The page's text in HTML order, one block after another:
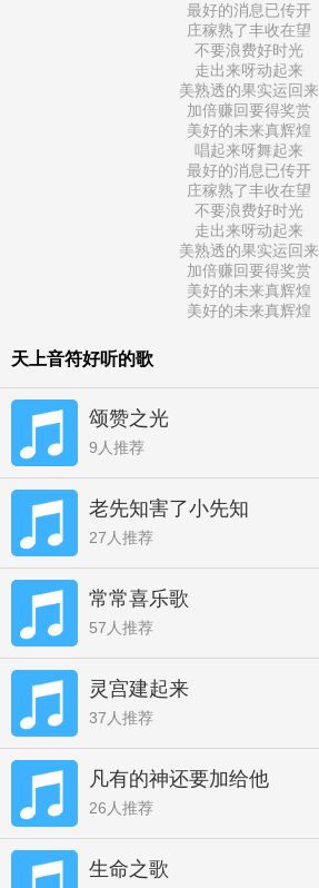
最好的消息已传开
庄稼熟了丰收在望
不要浪费好时光
走出来呀动起来
美熟透的果实运回来
加倍赚回要得奖赏
美好的未来真辉煌
​唱起来呀舞起来
最好的消息已传开
庄稼熟了丰收在望
不要浪费好时光
走出来呀动起来
美熟透的果实运回来
加倍赚回要得奖赏
美好的未来真辉煌
​美好的未来真辉煌
天上音符好听的歌
颂赞之光
9人推荐
老先知害了小先知
27人推荐
常常喜乐歌
57人推荐
灵宫建起来
37人推荐
凡有的神还要加给他
26人推荐
生命之歌